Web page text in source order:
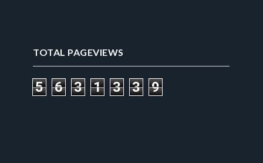
TOTAL PAGEVIEWS
5 6 3 1 3 3 9